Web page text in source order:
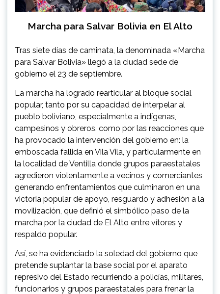
Marcha para Salvar Bolivia en El Alto
Tras siete días de caminata, la denominada «Marcha
para Salvar Bolivia» llegó a la ciudad sede de
gobierno el 23 de septiembre.
La marcha ha logrado rearticular al bloque social
popular, tanto por su capacidad de interpelar al
pueblo boliviano, especialmente a indígenas,
campesinos y obreros, como por las reacciones que
ha provocado la intervención del gobierno en: la
emboscada fallida en Vila Vila, y particularmente en
la localidad de Ventilla donde grupos paraestatales
agredieron violentamente a vecinos y comerciantes
generando enfrentamientos que culminaron en una
victoria popular de apoyo, resguardo y adhesión a la
movilización, que definió el simbólico paso de la
marcha por la ciudad de El Alto entre vítores y
respaldo popular.
Así, se ha evidenciado la soledad del gobierno que
pretende suplantar la base social por el aparato
represivo del Estado recurriendo a policías, militares,
funcionarios y grupos paraestatales para frenar la